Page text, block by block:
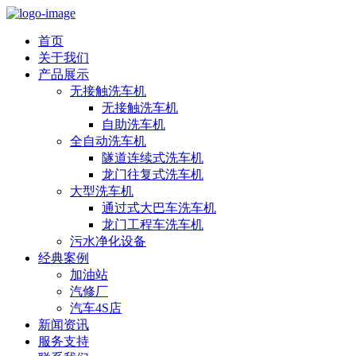
首页
关于我们
产品展示
无接触洗车机
无接触洗车机
自助洗车机
全自动洗车机
隧道连续式洗车机
龙门往复式洗车机
大型洗车机
通过式大巴车洗车机
龙门工程车洗车机
污水净化设备
经典案例
加油站
汽修厂
汽车4S店
新闻资讯
服务支持